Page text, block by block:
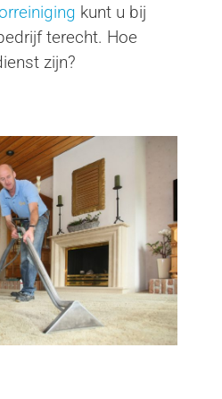
kunt u bij
terecht. Hoe
zijn?